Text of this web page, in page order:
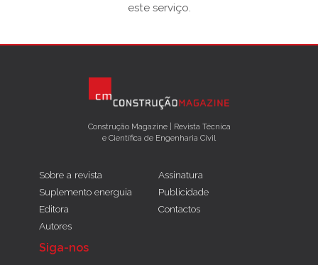
este serviço.
Construção Magazine | Revista Técnica
e Científica de Engenharia Civil
Sobre a revista
Suplemento energuia
Editora
Autores
Assinatura
Publicidade
Contactos
Siga-nos